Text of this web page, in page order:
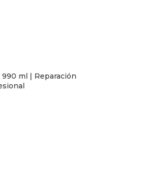
ml | Reparación